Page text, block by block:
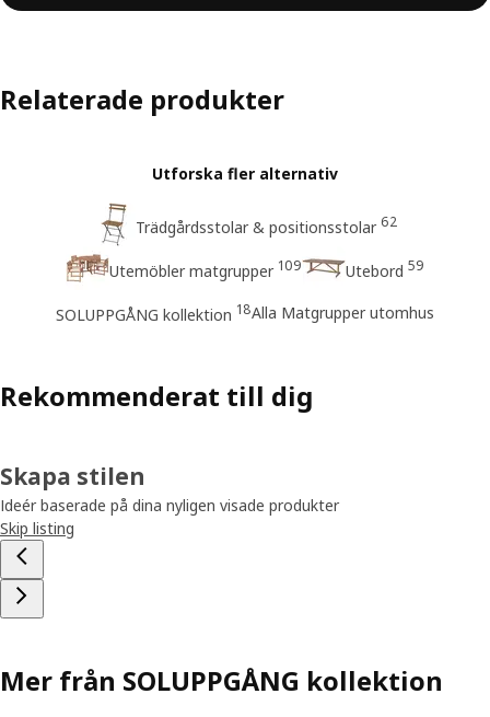
Relaterade produkter
Utforska fler alternativ
Trädgårdsstolar & positionsstolar 62
Utemöbler matgrupper 109 Utebord 59
SOLUPPGÅNG kollektion 18Alla Matgrupper utomhus
Rekommenderat till dig
Skapa stilen
Ideér baserade på dina nyligen visade produkter
Skip listing
Mer från SOLUPPGÅNG kollektion